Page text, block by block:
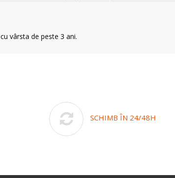
vârsta de peste 3 ani.
SCHIMB ÎN 24/48H